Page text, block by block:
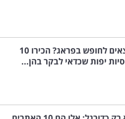
יוצאים לחופש בפראג? הכירו 10
יפות שכדאי לבקר בהן...